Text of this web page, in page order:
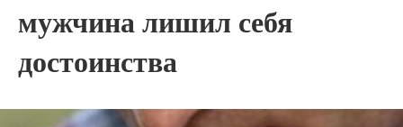
мужчина лишил себя
достоинства